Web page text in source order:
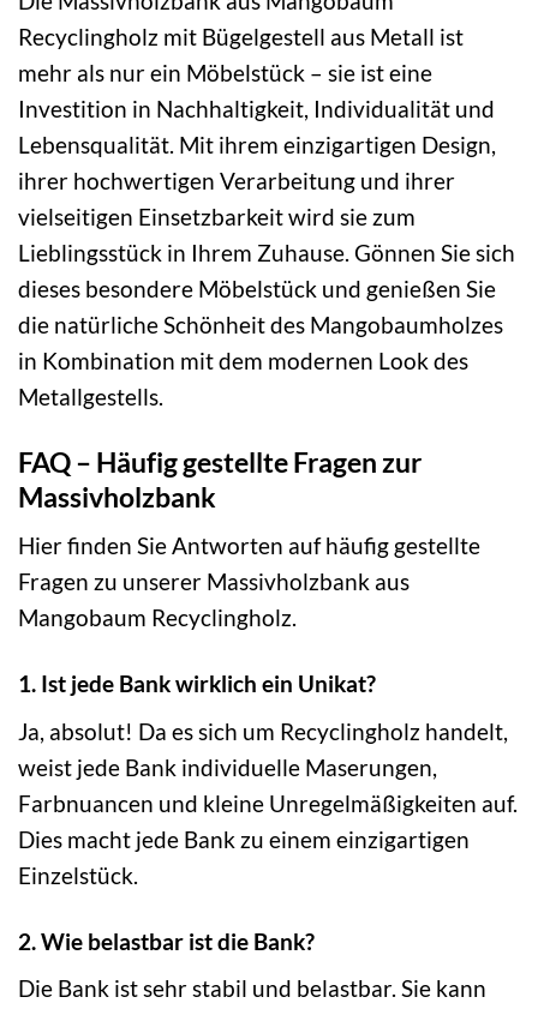
Recyclingholz mit Bügelgestell aus Metall ist
mehr als nur ein Möbelstück – sie ist eine
Investition in Nachhaltigkeit, Individualität und
Lebensqualität. Mit ihrem einzigartigen Design,
ihrer hochwertigen Verarbeitung und ihrer
vielseitigen Einsetzbarkeit wird sie zum
Lieblingsstück in Ihrem Zuhause. Gönnen Sie sich
dieses besondere Möbelstück und genießen Sie
die natürliche Schönheit des Mangobaumholzes
in Kombination mit dem modernen Look des
Metallgestells.
FAQ – Häufig gestellte Fragen zur
Massivholzbank
Hier finden Sie Antworten auf häufig gestellte
Fragen zu unserer Massivholzbank aus
Mangobaum Recyclingholz.
1. Ist jede Bank wirklich ein Unikat?
Ja, absolut! Da es sich um Recyclingholz handelt,
weist jede Bank individuelle Maserungen,
Farbnuancen und kleine Unregelmäßigkeiten auf.
Dies macht jede Bank zu einem einzigartigen
Einzelstück.
2. Wie belastbar ist die Bank?
Die Bank ist sehr stabil und belastbar. Sie kann